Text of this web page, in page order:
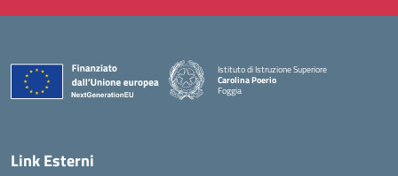
Istituto di Istruzione Superiore
Carolina Poerio
Foggia
— Visita la pagina iniziale della scuola
Link Esterni